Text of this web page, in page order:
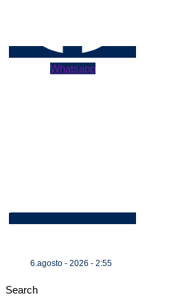
Whatsapp
6.agosto - 2026 - 2:55
Search